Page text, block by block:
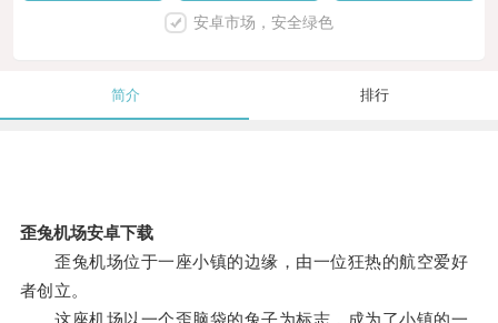
安卓市场，安全绿色
简介 排行
歪兔机场安卓下载
歪兔机场位于一座小镇的边缘，由一位狂热的航空爱好
者创立。